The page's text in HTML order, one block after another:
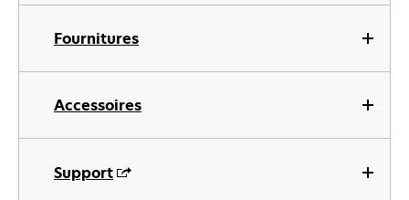
Fournitures
Accessoires
Support